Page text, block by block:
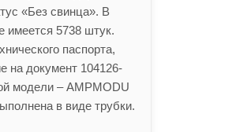
«Без свинца». В
имеется 5738 штук.
паспорта,
на документ 104126-
модели – AMPMODU
в виде трубки.